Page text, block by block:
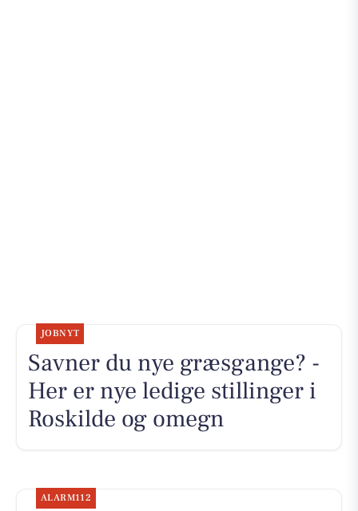
JOBNYT
Savner du nye græsgange? -
Her er nye ledige stillinger i
Roskilde og omegn
ALARM112